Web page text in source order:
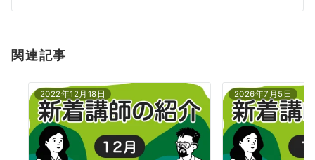
ン
関連記事
2022年12月18日 2026年7月5日